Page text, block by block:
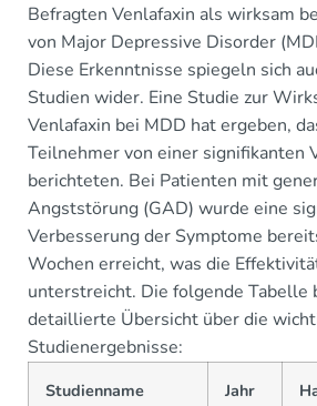
Befragten Venlafaxin als wirksam
von Major Depressive Disorder
Diese Erkenntnisse spiegeln sich
Studien wider. Eine Studie zur
Venlafaxin bei MDD hat ergeben,
Teilnehmer von einer signifikanten
berichteten. Bei Patienten mit
Angststörung (GAD) wurde eine
Verbesserung der Symptome
Wochen erreicht, was die
unterstreicht. Die folgende Tabelle
detaillierte Übersicht über die
Studienergebnisse:
Studienname Jahr